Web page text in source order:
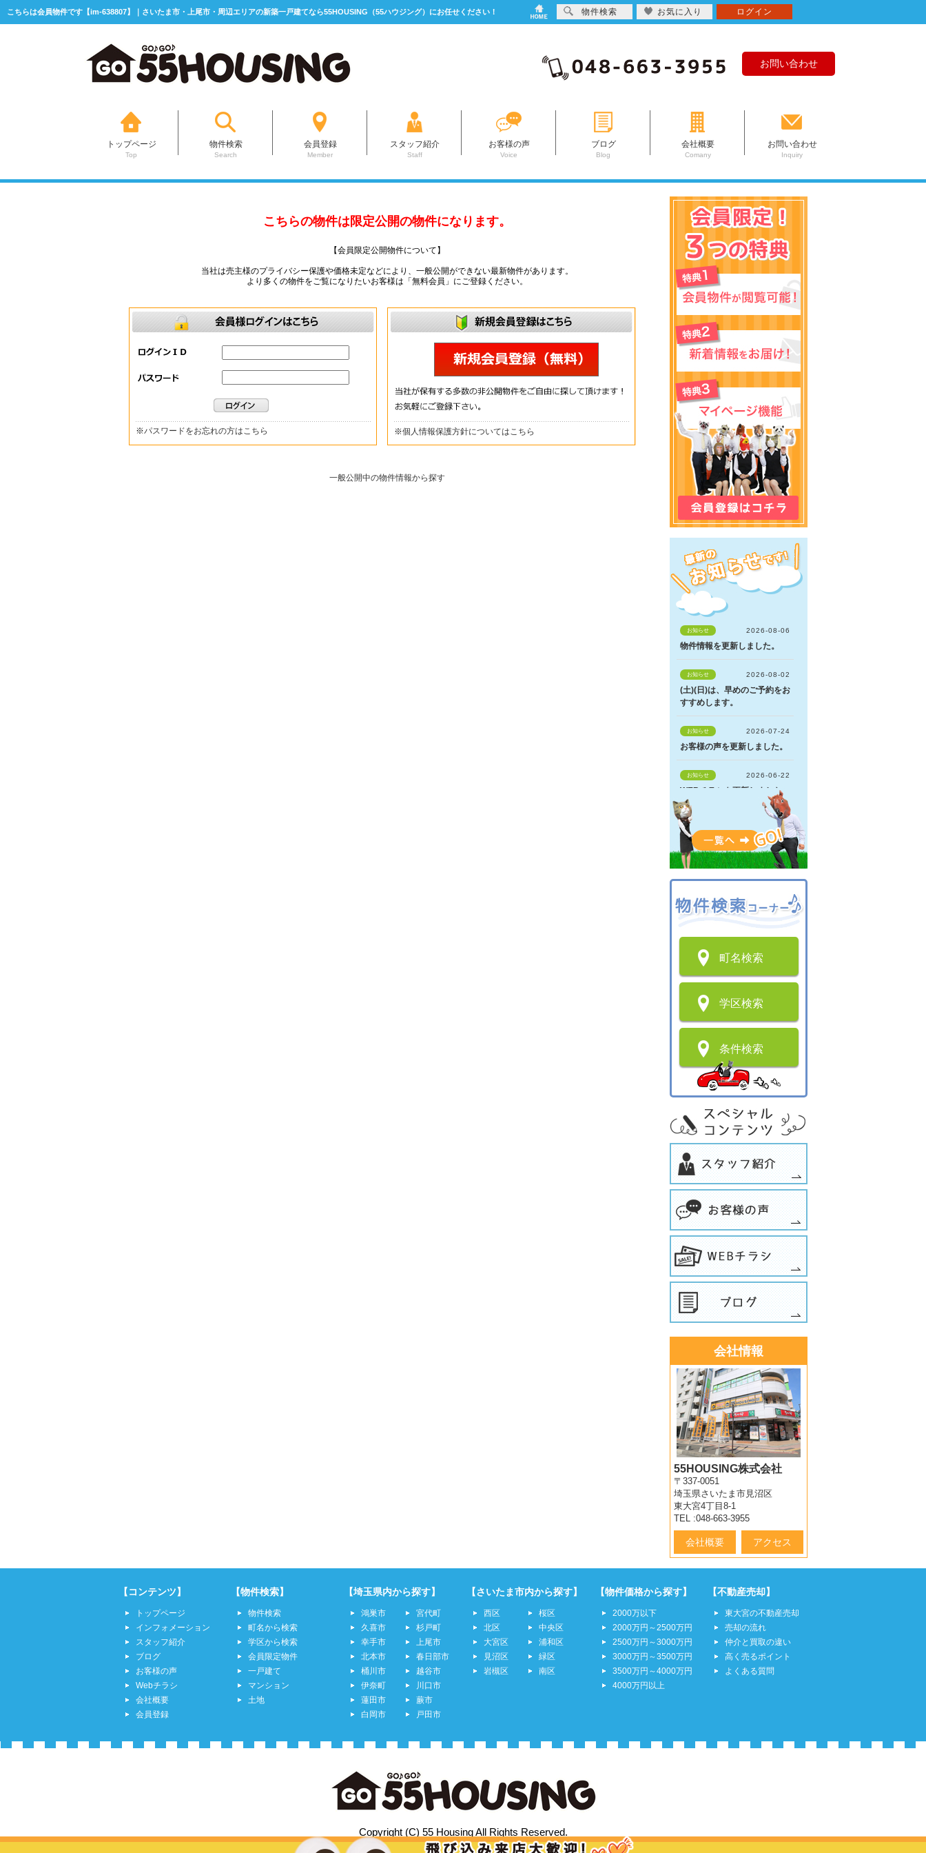
こちらは会員物件です【im-638807】｜さいたま市・上尾市・周辺エリアの新築一戸建てなら55HOUSING（55ハウジング）にお任せください！
お問い合わせ
トップページ
Top
物件検索
Search
会員登録
Member
スタッフ紹介
Staff
お客様の声
Voice
ブログ
Blog
会社概要
Comany
お問い合わせ
Inquiry
こちらの物件は限定公開の物件になります。
【会員限定公開物件について】
当社は売主様のプライバシー保護や価格未定などにより、一般公開ができない最新物件があります。
より多くの物件をご覧になりたいお客様は「無料会員」にご登録ください。
※パスワードをお忘れの方はこちら ※個人情報保護方針についてはこちら
一般公開中の物件情報から探す
町名検索
学区検索
条件検索
会社情報
55HOUSING株式会社
〒337-0051
埼玉県さいたま市見沼区
東大宮4丁目8-1
TEL :048-663-3955
会社概要 アクセス
【コンテンツ】
トップページ
インフォメーション
スタッフ紹介
ブログ
お客様の声
Webチラシ
会社概要
会員登録
【物件検索】
物件検索
町名から検索
学区から検索
会員限定物件
一戸建て
マンション
土地
【埼玉県内から探す】
鴻巣市
久喜市
幸手市
北本市
桶川市
伊奈町
蓮田市
白岡市
宮代町
杉戸町
上尾市
春日部市
越谷市
川口市
蕨市
戸田市
【さいたま市内から探す】
西区
北区
大宮区
見沼区
岩槻区
桜区
中央区
浦和区
緑区
南区
【物件価格から探す】
2000万以下
2000万円～2500万円
2500万円～3000万円
3000万円～3500万円
3500万円～4000万円
4000万円以上
【不動産売却】
東大宮の不動産売却
売却の流れ
仲介と買取の違い
高く売るポイント
よくある質問
Copyright (C) 55 Housing All Rights Reserved.
物件検索 お気に入り ログイン